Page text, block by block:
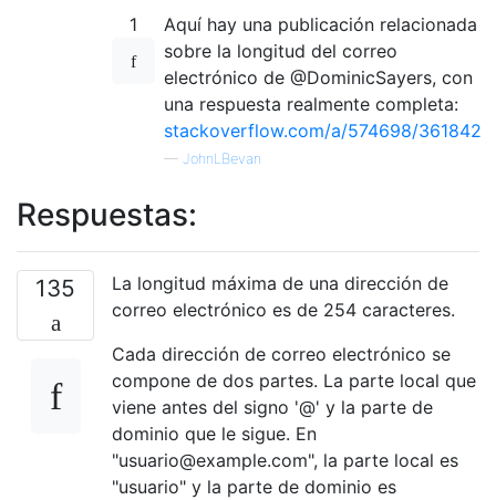
1
Aquí hay una publicación relacionada
sobre la longitud del correo
electrónico de @DominicSayers, con
una respuesta realmente completa:
stackoverflow.com/a/574698/361842
— JohnLBevan
Respuestas:
135
La longitud máxima de una dirección de
correo electrónico es de 254 caracteres.
Cada dirección de correo electrónico se
compone de dos partes. La parte local que
viene antes del signo '@' y la parte de
dominio que le sigue. En
"usuario@example.com", la parte local es
"usuario" y la parte de dominio es